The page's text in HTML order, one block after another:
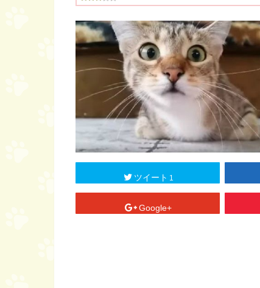
ツイート 1
Google+